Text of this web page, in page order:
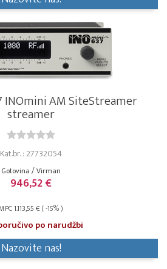
INOmini AM SiteStreamer
streamer
Kat.br. : 27732054
Gotovina / Virman
946,52 €
1.113,55 € ( -15% )
po narudžbi
Nazovite nas!